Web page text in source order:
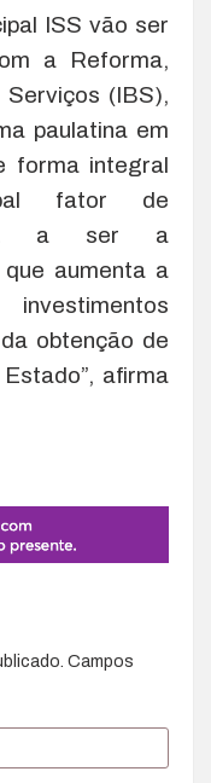
ISS vão ser
a Reforma,
(IBS),
paulatina em
forma integral
fator de
a ser a
aumenta a
obtenção de
afirma
Campos